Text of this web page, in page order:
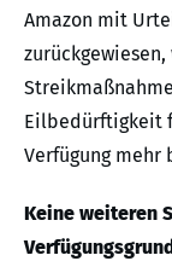
Amazon mit
Eilbedürftigkeit
Verfügung mehr
Keine weiteren
Verfügungsgrund